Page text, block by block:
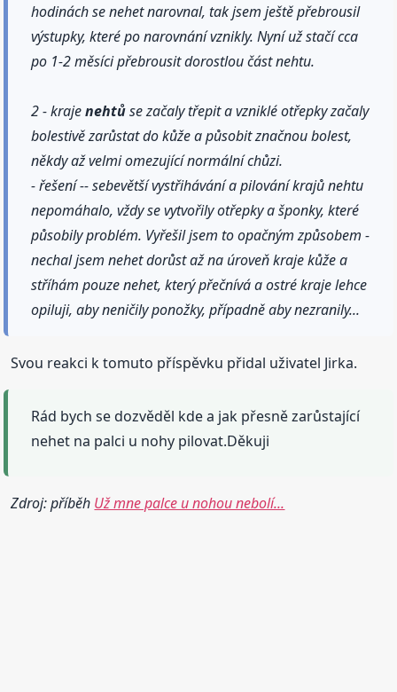
hodinách se nehet narovnal, tak jsem ještě přebrousil
výstupky, které po narovnání vznikly. Nyní už stačí cca
po 1-2 měsíci přebrousit dorostlou část nehtu.
2 - krajenehtůse začaly třepit a vzniklé otřepky začaly
bolestivě zarůstat do kůže a působit značnou bolest,
někdy až velmi omezující normální chůzi.
- řešení -- sebevětší vystřihávání a pilování krajů nehtu
nepomáhalo, vždy se vytvořily otřepky a šponky, které
působily problém. Vyřešil jsem to opačným způsobem -
nechal jsem nehet dorůst až na úroveň kraje kůže a
stříhám pouze nehet, který přečnívá a ostré kraje lehce
opiluji, aby neničily ponožky, případně aby nezranily...
Svou reakci k tomuto příspěvku přidal uživatel Jirka.
Rád bych se dozvěděl kde a jak přesně zarůstající
nehet na palci u nohy pilovat.Děkuji
Zdroj: příběh Už mne palce u nohou nebolí...